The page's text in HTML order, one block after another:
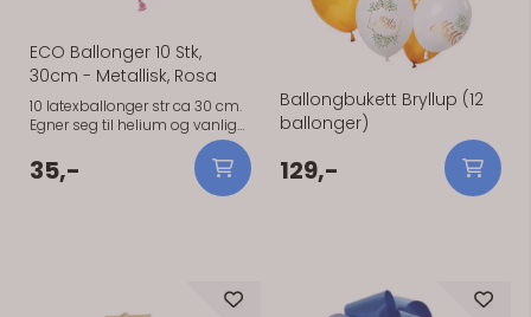
ECO Ballonger 10 Stk,
30cm - Metallisk, Rosa
10 latexballonger str ca 30 cm.
Egner seg til helium og vanlig
biologisk nedbrytbare.
35,-
Ballongbukett Bryllup (12
ballonger)
129,-